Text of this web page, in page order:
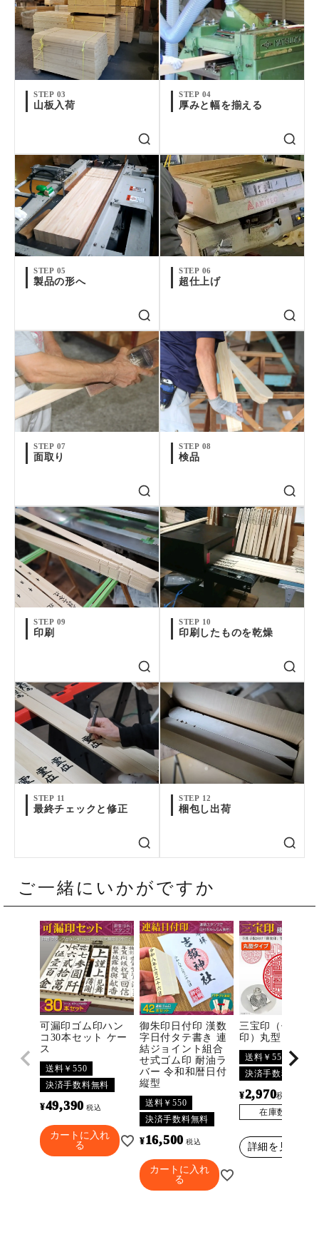
STEP 03
山板入荷
STEP 04
厚みと幅を揃える
STEP 05
製品の形へ
STEP 06
超仕上げ
STEP 07
面取り
STEP 08
検品
STEP 09
印刷
STEP 10
印刷したものを乾燥
STEP 11
最終チェックと修正
STEP 12
梱包し出荷
ご一緒にいかがですか
可漏印ゴム印ハン
コ30本セット ケー
ス
送料￥550
決済手数料無料
¥49,390 税込
カートに入れ
る
御朱印日付印 漢数
字日付タテ書き 連
結ジョイント組合
せ式ゴム印 耐油ラ
バー 令和和暦日付
縦型
送料￥550
決済手数料無料
¥16,500 税込
カートに入れ
る
三宝印（佛法僧
印）丸型
送料￥550
決済手数料無料
¥2,970税込
在庫数
詳細を見る